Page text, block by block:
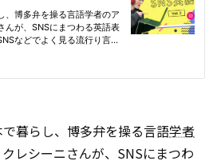
暮らし、博多弁を操る言語学者
レシーニさんが、SNSにまつわ